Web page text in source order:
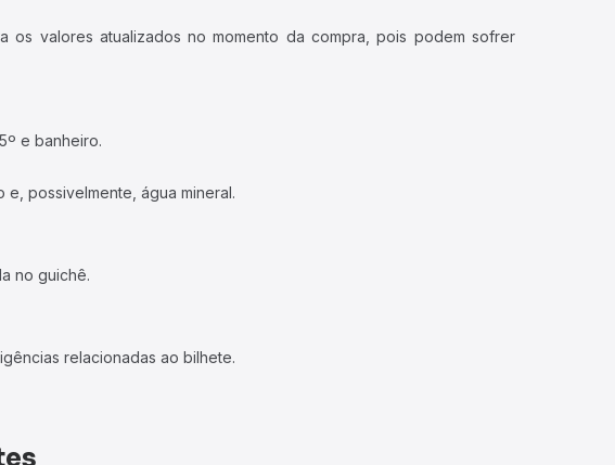
valores atualizados no momento da compra, pois podem sofrer
e banheiro.
possivelmente, água mineral.
no guichê.
relacionadas ao bilhete.